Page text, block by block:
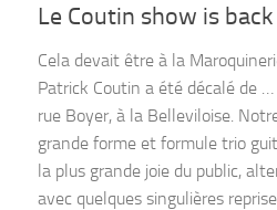
Le Coutin show is back
Cela devait être à la
Patrick Coutin a été décalé de
rue Boyer, à la Belleviloise.
grande forme et formule trio
la plus grande joie du public,
avec quelques singulières